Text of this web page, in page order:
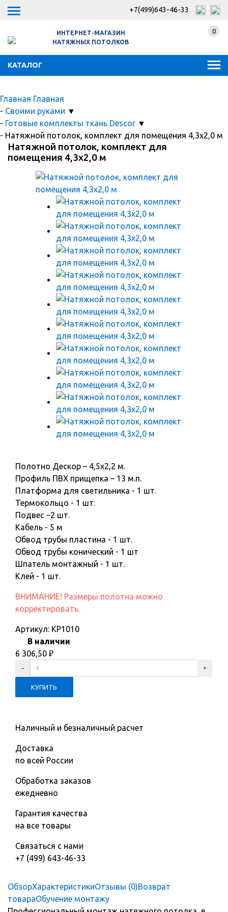
+7(499)643-46-33
ИНТЕРНЕТ-МАГАЗИН
НАТЯЖНЫХ ПОТОЛКОВ
КАТАЛОГ
0
Главная Главная
- Своими руками ▼
- Готовые комплекты ткань Descor ▼
- Натяжной потолок, комплект для помещения 4,3x2,0 м
Натяжной потолок, комплект для
помещения 4,3x2,0 м
Полотно Дескор – 4,5x2,2 м.
Профиль ПВХ прищепка – 13 м.п.
Платформа для светильника - 1 шт.
Термокольцо - 1 шт.
Подвес –2 шт.
Кабель - 5 м
Обвод трубы пластина - 1 шт.
Обвод трубы конический - 1 шт
Шпатель монтажный - 1 шт.
Клей - 1 шт.
ВНИМАНИЕ! Размеры полотна можно
корректировать.
Артикул: KP1010
В наличии
6 306,50 ₽
Наличный и безналичный расчет
Доставка
по всей России
Обработка заказов
ежедневно
Гарантия качества
на все товары
Связаться с нами
+7 (499) 643-46-33
ОбзорХарактеристикиОтзывы (0)Возврат
товараОбучение монтажу